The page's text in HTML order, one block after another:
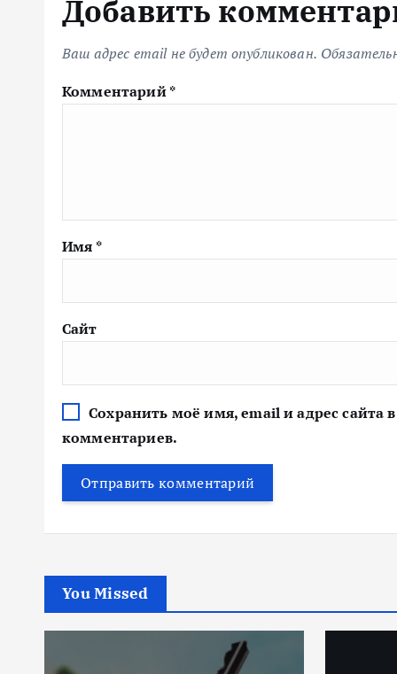
Добавить
Ваш адрес email не будет опубликован.
Комментарий*
Имя *
Сайт
Сохранить моё имя, email и адрес сайта
комментариев.
You Missed